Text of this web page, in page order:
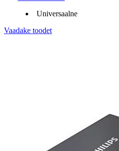
Universaalne
Vaadake toodet